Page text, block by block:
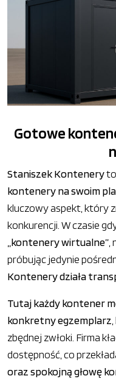
Gotowe
Staniszek Kontenery
kontenery na swoim
kluczowy aspekt, który
konkurencji. W czasie
„kontenery wirtualne”,
próbując jedynie
Kontenery działa
Tutaj każdy kontener
konkretny egzemplarz
zbędnej zwłoki. Firma
dostępność, co
oraz spokojną głowę